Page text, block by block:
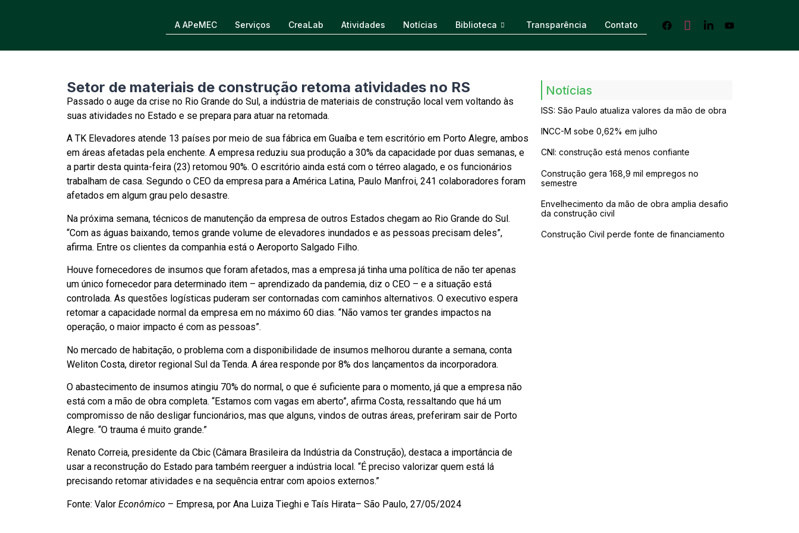
A APeMEC Serviços CreaLab Atividades Notícias Biblioteca Transparência Contato
Setor de materiais de construção retoma atividades no RS
Passado o auge da crise no Rio Grande do Sul, a indústria de materiais de construção local vem voltando às
suas atividades no Estado e se prepara para atuar na retomada.
A TK Elevadores atende 13 países por meio de sua fábrica em Guaíba e tem escritório em Porto Alegre, ambos
em áreas afetadas pela enchente. A empresa reduziu sua produção a 30% da capacidade por duas semanas, e
a partir desta quinta-feira (23) retomou 90%. O escritório ainda está com o térreo alagado, e os funcionários
trabalham de casa. Segundo o CEO da empresa para a América Latina, Paulo Manfroi, 241 colaboradores foram
afetados em algum grau pelo desastre.
Na próxima semana, técnicos de manutenção da empresa de outros Estados chegam ao Rio Grande do Sul.
“Com as águas baixando, temos grande volume de elevadores inundados e as pessoas precisam deles”,
afirma. Entre os clientes da companhia está o Aeroporto Salgado Filho.
Houve fornecedores de insumos que foram afetados, mas a empresa já tinha uma política de não ter apenas
um único fornecedor para determinado item – aprendizado da pandemia, diz o CEO – e a situação está
controlada. As questões logísticas puderam ser contornadas com caminhos alternativos. O executivo espera
retomar a capacidade normal da empresa em no máximo 60 dias. “Não vamos ter grandes impactos na
operação, o maior impacto é com as pessoas”.
No mercado de habitação, o problema com a disponibilidade de insumos melhorou durante a semana, conta
Weliton Costa, diretor regional Sul da Tenda. A área responde por 8% dos lançamentos da incorporadora.
O abastecimento de insumos atingiu 70% do normal, o que é suficiente para o momento, já que a empresa não
está com a mão de obra completa. “Estamos com vagas em aberto”, afirma Costa, ressaltando que há um
compromisso de não desligar funcionários, mas que alguns, vindos de outras áreas, preferiram sair de Porto
Alegre. “O trauma é muito grande.”
Renato Correia, presidente da Cbic (Câmara Brasileira da Indústria da Construção), destaca a importância de
usar a reconstrução do Estado para também reerguer a indústria local. “É preciso valorizar quem está lá
precisando retomar atividades e na sequência entrar com apoios externos.”
Fonte: Valor Econômico – Empresa, por Ana Luiza Tieghi e Taís Hirata– São Paulo, 27/05/2024
Notícias
ISS: São Paulo atualiza valores da mão de obra
INCC-M sobe 0,62% em julho
CNI: construção está menos confiante
Construção gera 168,9 mil empregos no
semestre
Envelhecimento da mão de obra amplia desafio
da construção civil
Construção Civil perde fonte de financiamento